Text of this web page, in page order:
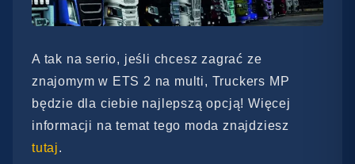
A tak na serio, jeśli chcesz zagrać ze
znajomym w ETS 2 na multi, Truckers MP
będzie dla ciebie najlepszą opcją! Więcej
informacji na temat tego moda znajdziesz
tutaj.